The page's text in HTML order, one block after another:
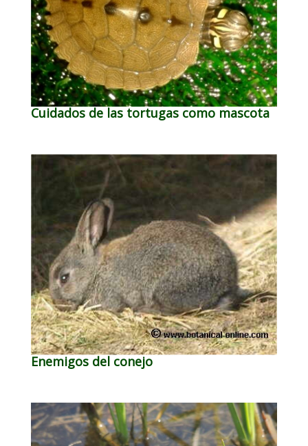
Cuidados de las tortugas como mascota
Enemigos del conejo